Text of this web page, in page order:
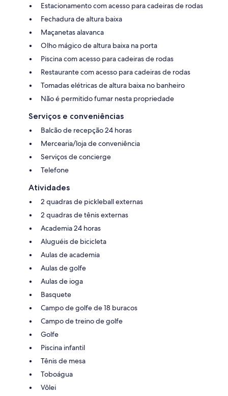
Estacionamento com acesso para cadeiras de rodas
Fechadura de altura baixa
Maçanetas alavanca
Olho mágico de altura baixa na porta
Piscina com acesso para cadeiras de rodas
Restaurante com acesso para cadeiras de rodas
Tomadas elétricas de altura baixa no banheiro
Não é permitido fumar nesta propriedade
Serviços e conveniências
Balcão de recepção 24 horas
Mercearia/loja de conveniência
Serviços de concierge
Telefone
Atividades
2 quadras de pickleball externas
2 quadras de tênis externas
Academia 24 horas
Aluguéis de bicicleta
Aulas de academia
Aulas de golfe
Aulas de ioga
Basquete
Campo de golfe de 18 buracos
Campo de treino de golfe
Golfe
Piscina infantil
Tênis de mesa
Toboágua
Vôlei